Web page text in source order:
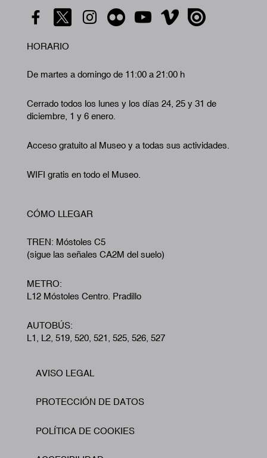
HORARIO
De martes a domingo de 11:00 a 21:00 h
Cerrado todos los lunes y los días 24, 25 y 31 de
diciembre, 1 y 6 enero.
Acceso gratuito al Museo y a todas sus actividades.
WIFI gratis en todo el Museo.
CÓMO LLEGAR
TREN: Móstoles C5
(sigue las señales CA2M del suelo)
METRO:
L12 Móstoles Centro. Pradillo
AUTOBÚS:
L1, L2, 519, 520, 521, 525, 526, 527
Footer
AVISO LEGAL
PROTECCIÓN DE DATOS
POLÍTICA DE COOKIES